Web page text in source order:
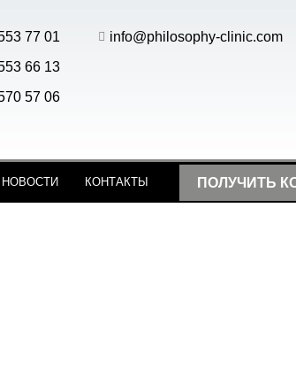
77 01
66 13
57 06
info@philosophy-clinic.com
НОВОСТИ КОНТАКТЫ ПОЛУЧИТЬ